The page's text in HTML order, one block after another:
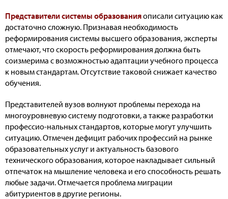
Представители системы образованияописали ситуацию как
достаточно сложную. Признавая необходимость
реформирования системы высшего образования, эксперты
отмечают, что скорость реформирования должна быть
соизмерима с возможностью адаптации учебного процесса
к новым стандартам. Отсутствие таковой снижает качество
обучения.
Представителей вузов волнуют проблемы перехода на
многоуровневую систему подготовки, а также разработки
профессио-нальных стандартов, которые могут улучшить
ситуацию. Отмечен дефицит рабочих профессий на рынке
образовательных услуг и актуальность базового
технического образования, которое накладывает сильный
отпечаток на мышление человека и его способность решать
любые задачи. Отмечается проблема миграции
абитуриентов в другие регионы.